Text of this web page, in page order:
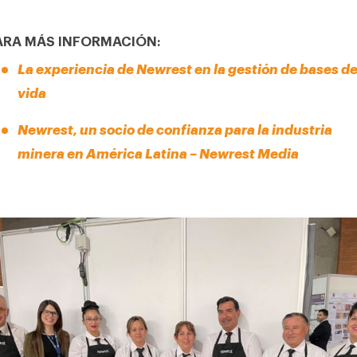
MÁS INFORMACIÓN:
La experiencia de Newrest en la gestión de bases de
vida
Newrest, un socio de confianza para la industria
minera en América Latina – Newrest Media